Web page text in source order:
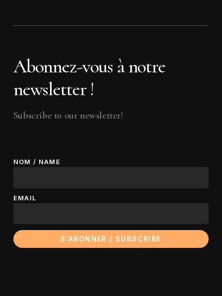
Abonnez-vous à notre
newsletter !
Subscribe to our newsletter!
NOM / NAME
EMAIL